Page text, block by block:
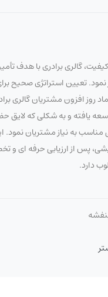
گالری برادری با هدف
فروشگاه کوچکی در پاساژ تهران آغاز نمود. تعیین
افزون مشتریان گالری
یافته و به شکلی که لایق
مناسب به نیاز مشتریان
پس از ارزیابی حرفه ای و
دارد.